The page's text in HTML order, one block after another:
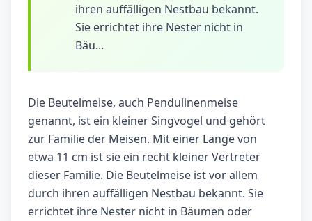
ihren auffälligen Nestbau bekannt.
Sie errichtet ihre Nester nicht in
Bäu...
Die Beutelmeise, auch Pendulinenmeise
genannt, ist ein kleiner Singvogel und gehört
zur Familie der Meisen. Mit einer Länge von
etwa 11 cm ist sie ein recht kleiner Vertreter
dieser Familie. Die Beutelmeise ist vor allem
durch ihren auffälligen Nestbau bekannt. Sie
errichtet ihre Nester nicht in Bäumen oder